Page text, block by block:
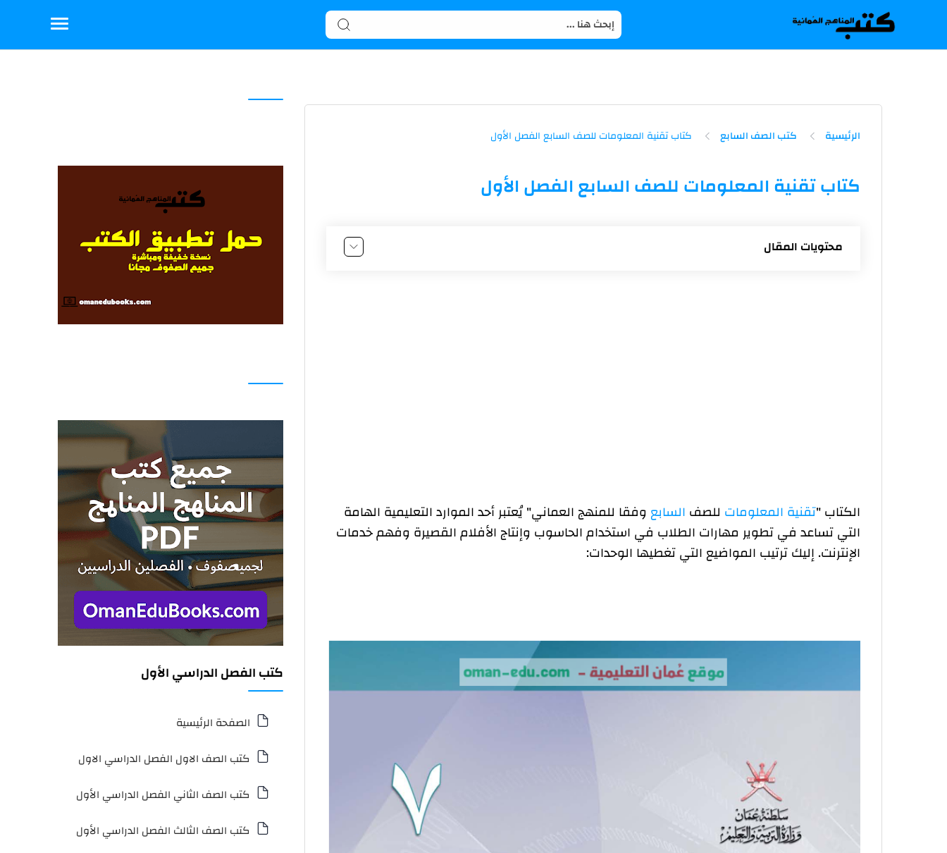
الرئيسية كتب الصف السابع
كتاب تقنية المعلومات للصف السابع الفصل الأول
محتويات المقال
الكتاب "تقنية المعلومات للصف السابع وفقا للمنهج العماني" يُعتبر أحد الموارد التعليمية الهامة
التي تساعد في تطوير مهارات الطلاب في استخدام الحاسوب وإنتاج الأفلام القصيرة وفهم خدمات
الإنترنت. إليك ترتيب المواضيع التي تغطيها الوحدات:
كتب الفصل الدراسي الأول
الصفحة الرئيسية
كتب الصف الاول الفصل الدراسي الاول
كتب الصف الثاني الفصل الدراسي الأول
كتب الصف الثالث الفصل الدراسي الأول